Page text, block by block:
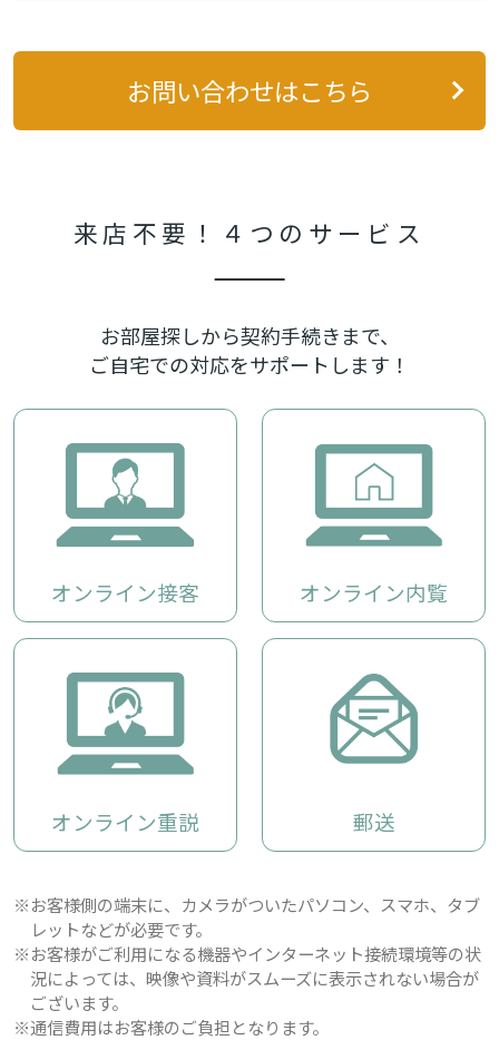
お問い合わせはこちら
来店不要！ ４ つのサービス
お部屋探しから契約手続きまで、
ご自宅での対応をサポートします！
オンライン接客 オンライン内覧
オンライン重説 郵送
※お客様側の端末に、カメラがついたパソコン、スマホ、タブ
レットなどが必要です。
※お客様がご利用になる機器やインターネット接続環境等の状
況によっては、映像や資料がスムーズに表示されない場合が
ございます。
※通信費用はお客様のご負担となります。